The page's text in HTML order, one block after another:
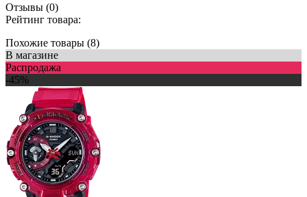
Отзывы (0)
Рейтинг товара:
Похожие товары (8)
В магазине
Распродажа
-45%